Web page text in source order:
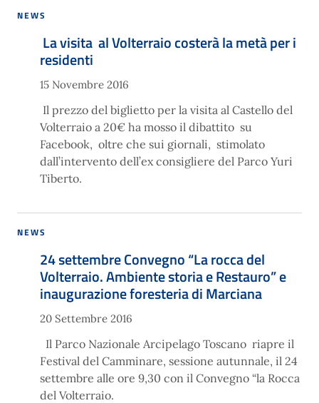
NEWS
La visita al Volterraio costerà la metà per i
residenti
15 Novembre 2016
Il prezzo del biglietto per la visita al Castello del
Volterraio a 20€ ha mosso il dibattito su
Facebook, oltre che sui giornali, stimolato
dall’intervento dell’ex consigliere del Parco Yuri
Tiberto.
NEWS
24 settembre Convegno “La rocca del
Volterraio. Ambiente storia e Restauro” e
inaugurazione foresteria di Marciana
20 Settembre 2016
Il Parco Nazionale Arcipelago Toscano riapre il
Festival del Camminare, sessione autunnale, il 24
settembre alle ore 9,30 con il Convegno “la Rocca
del Volterraio.